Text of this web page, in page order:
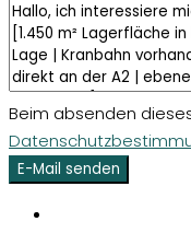
Beim absenden
E-Mail senden